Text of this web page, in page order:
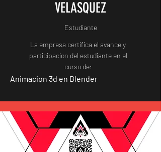
VELASQUEZ
Estudiante
La empresa certifica el avance y
participacion del estudiante en el
curso de:
Animacion 3d en Blender